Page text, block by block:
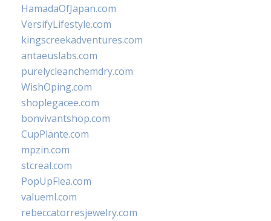
HamadaOfJapan.com
VersifyLifestyle.com
kingscreekadventures.com
antaeuslabs.com
purelycleanchemdry.com
WishOping.com
shoplegacee.com
bonvivantshop.com
CupPlante.com
mpzin.com
stcreal.com
PopUpFlea.com
valueml.com
rebeccatorresjewelry.com